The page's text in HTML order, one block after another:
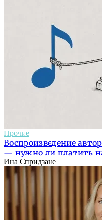
Прочие
Воспроизведение
— нужно ли платить
Ина Спридзане